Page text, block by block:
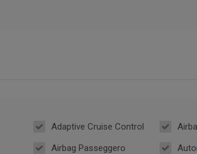
Adaptive Cruise Control
Airbag Passeggero